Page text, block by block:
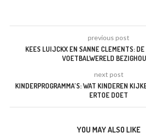
previous post
KEES LUIJCKX EN SANNE CLEMENTS:
VOETBALWERELD
next post
KINDERPROGRAMMA’S: WAT KINDEREN
ERTOE DOET
YOU MAY ALSO LIKE